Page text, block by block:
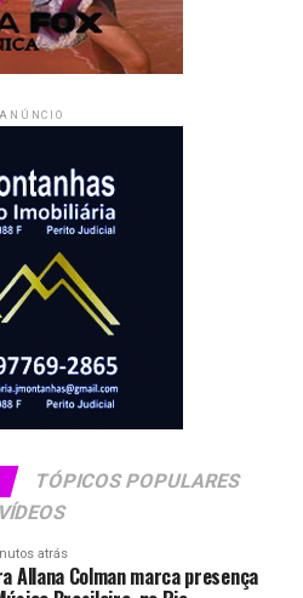
ANÚNCIO
TÓPICOS POPULARES
VÍDEOS
atrás
Allana Colman marca presença